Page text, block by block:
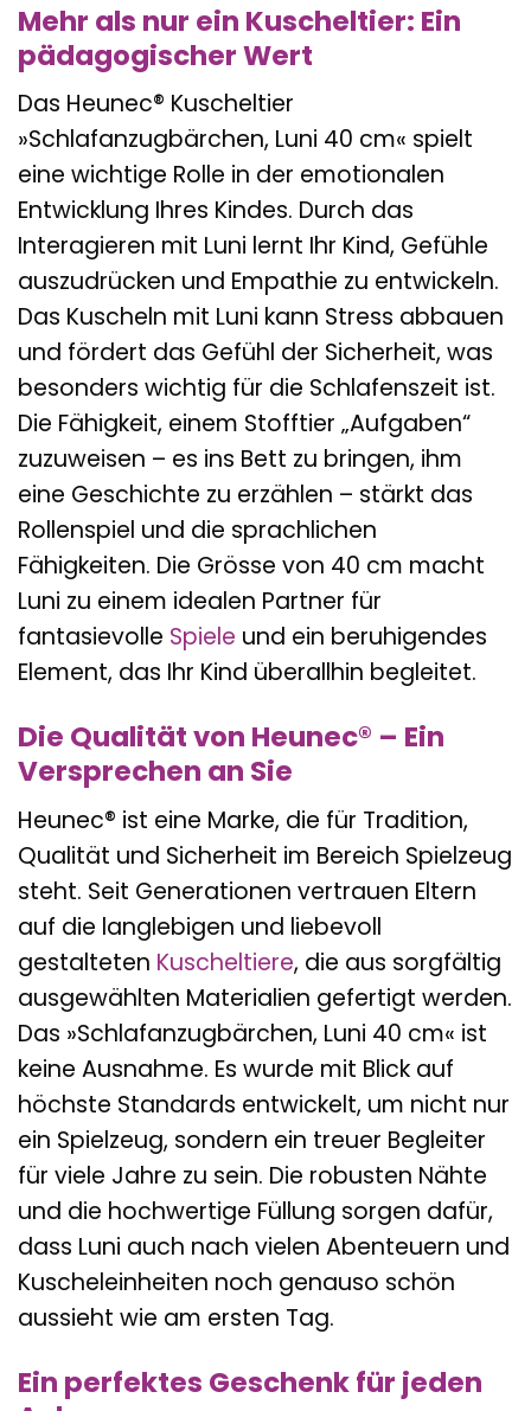
Mehr als nur ein Kuscheltier: Ein
pädagogischer Wert
Das Heunec® Kuscheltier
»Schlafanzugbärchen, Luni 40 cm« spielt
eine wichtige Rolle in der emotionalen
Entwicklung Ihres Kindes. Durch das
Interagieren mit Luni lernt Ihr Kind, Gefühle
auszudrücken und Empathie zu entwickeln.
Das Kuscheln mit Luni kann Stress abbauen
und fördert das Gefühl der Sicherheit, was
besonders wichtig für die Schlafenszeit ist.
Die Fähigkeit, einem Stofftier „Aufgaben“
zuzuweisen – es ins Bett zu bringen, ihm
eine Geschichte zu erzählen – stärkt das
Rollenspiel und die sprachlichen
Fähigkeiten. Die Grösse von 40 cm macht
Luni zu einem idealen Partner für
fantasievolle Spiele und ein beruhigendes
Element, das Ihr Kind überallhin begleitet.
Die Qualität von Heunec® – Ein
Versprechen an Sie
Heunec® ist eine Marke, die für Tradition,
Qualität und Sicherheit im Bereich Spielzeug
steht. Seit Generationen vertrauen Eltern
auf die langlebigen und liebevoll
gestalteten Kuscheltiere, die aus sorgfältig
ausgewählten Materialien gefertigt werden.
Das »Schlafanzugbärchen, Luni 40 cm« ist
keine Ausnahme. Es wurde mit Blick auf
höchste Standards entwickelt, um nicht nur
ein Spielzeug, sondern ein treuer Begleiter
für viele Jahre zu sein. Die robusten Nähte
und die hochwertige Füllung sorgen dafür,
dass Luni auch nach vielen Abenteuern und
Kuscheleinheiten noch genauso schön
aussieht wie am ersten Tag.
Ein perfektes Geschenk für jeden